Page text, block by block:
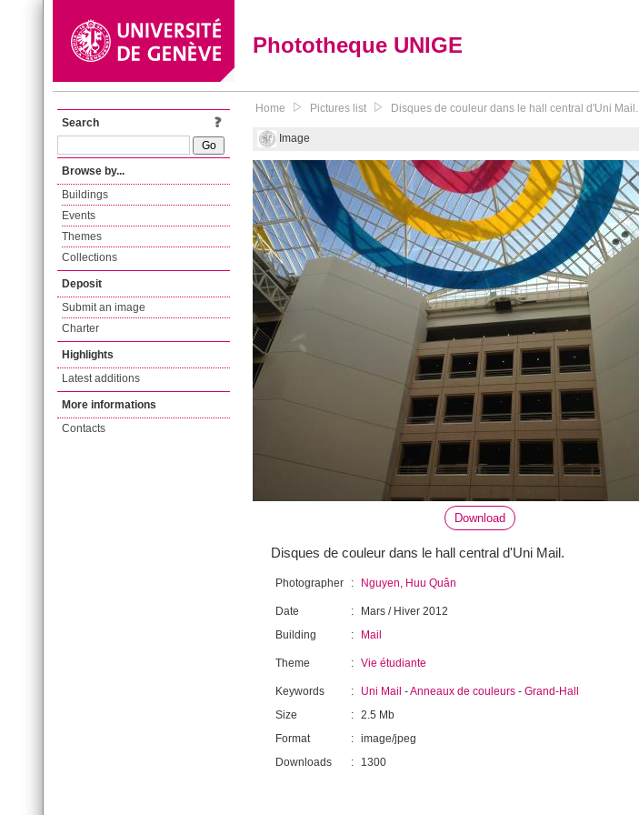
Phototheque UNIGE
Search
Browse by...
Buildings
Events
Themes
Collections
Deposit
Submit an image
Charter
Highlights
Latest additions
More informations
Contacts
Home Pictures list Disques de couleur dans le hall central d'Uni Mail.
Image
Download
Disques de couleur dans le hall central d'Uni Mail.
Photographer : Nguyen, Huu Quân
Date :
Mars / Hiver 2012
Building
: Mail
Theme : Vie étudiante
Keywords : Uni Mail -Anneaux de couleurs - Grand-Hall
Size
: 2.5 Mb
Format
: image/jpeg
Downloads
: 1300